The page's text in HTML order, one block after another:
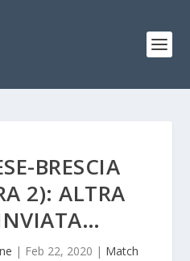
BRESCIA
2): ALTRA
| Feb 22, 2020 | Match